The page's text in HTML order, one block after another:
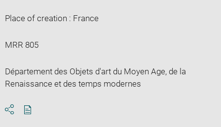
Place of creation : France
MRR 805
Département des Objets d'art du Moyen Age, de la
Renaissance et des temps modernes